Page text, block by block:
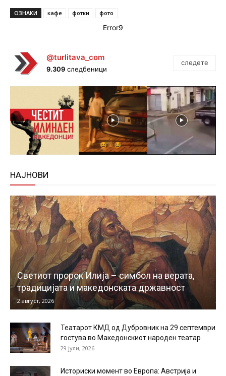
ОЗНАКИ кафе фотки фото
Error9
@turlitava_com
9.309 следбеници
следете
НАЈНОВИ
Светиот пророк Илија – симбол на верата,
традицијата и македонската државност
2 август, 2026
Театарот КМД од Дубровник на 29 септември
гостува во Македонскиот народен театар
29 јули, 2026
Историски момент во Европа: Австрија и